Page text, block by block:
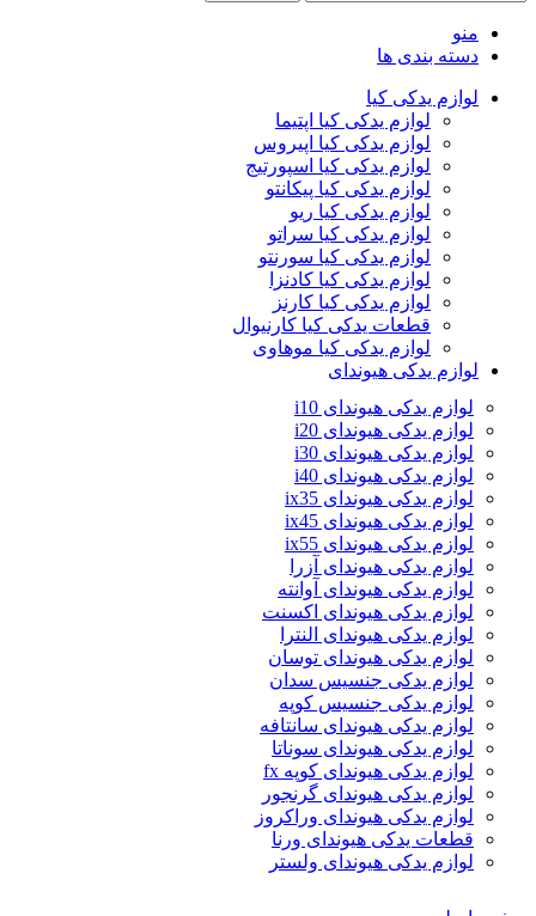
منو
دسته بندی ها
لوازم یدکی کیا
لوازم یدکی کیا اپتیما
لوازم یدکی کیا اپیروس
لوازم یدکی کیا اسپورتیج
لوازم یدکی کیا پیکانتو
لوازم یدکی کیا ریو
لوازم یدکی کیا سراتو
لوازم یدکی کیا سورنتو
لوازم یدکی کیا کادنزا
لوازم یدکی کیا کارنز
قطعات یدکی کیا کارنیوال
لوازم یدکی کیا موهاوی
لوازم یدکی هیوندای
لوازم یدکی هیوندای i10
لوازم یدکی هیوندای i20
لوازم یدکی هیوندای i30
لوازم یدکی هیوندای i40
لوازم یدکی هیوندای ix35
لوازم یدکی هیوندای ix45
لوازم یدکی هیوندای ix55
لوازم یدکی هیوندای آزرا
لوازم یدکی هیوندای آوانته
لوازم یدکی هیوندای اکسنت
لوازم یدکی هیوندای النترا
لوازم یدکی هیوندای توسان
لوازم یدکی جنسیس سدان
لوازم یدکی جنسیس کوپه
لوازم یدکی هیوندای سانتافه
لوازم یدکی هیوندای سوناتا
لوازم یدکی هیوندای کوپه fx
لوازم یدکی هیوندای گرنجور
لوازم یدکی هیوندای وراکروز
قطعات یدکی هیوندای ورنا
لوازم یدکی هیوندای ولستر